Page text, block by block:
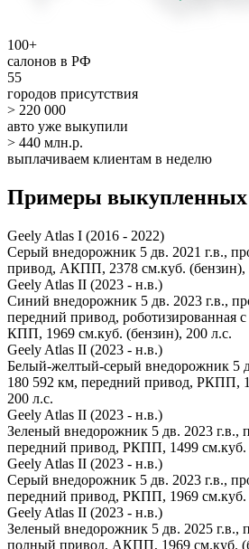
100+
салонов в РФ
55
городов присутствия
> 220 000
авто уже выкупили
> 440 млн.р.
выплачиваем клиентам в неделю
Примеры выкупленных
Geely Atlas I (2016 - 2022)
Серый внедорожник 5 дв. 2021 г.в.,
привод, АКПП, 2378 см.куб. (бензин),
Geely Atlas II (2023 - н.в.)
Синий внедорожник 5 дв. 2023 г.в.,
передний привод, роботизированная
КПП, 1969 см.куб. (бензин), 200 л.с.
Geely Atlas II (2023 - н.в.)
Белый-желтый-серый внедорожник 5
180 592 км, передний привод, РКПП,
200 л.с.
Geely Atlas II (2023 - н.в.)
Зеленый внедорожник 5 дв. 2023 г.в.,
передний привод, РКПП, 1499 см.куб.
Geely Atlas II (2023 - н.в.)
Серый внедорожник 5 дв. 2023 г.в.,
передний привод, РКПП, 1969 см.куб.
Geely Atlas II (2023 - н.в.)
Зеленый внедорожник 5 дв. 2025 г.в.,
полный привод, АКПП, 1969 см.куб.